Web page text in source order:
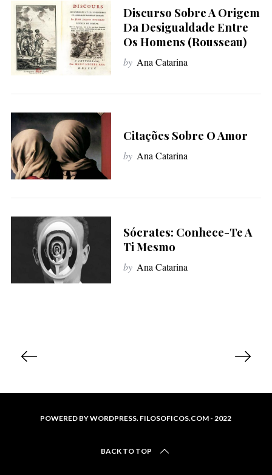
Discurso Sobre A Origem
Da Desigualdade Entre
Os Homens (Rousseau)
by Ana Catarina
Citações Sobre O Amor
by Ana Catarina
Sócrates: Conhece-Te A
Ti Mesmo
by Ana Catarina
t
POWERED BY WORDPRESS. FILOSOFICOS.COM - 2022
BACK TO TOP